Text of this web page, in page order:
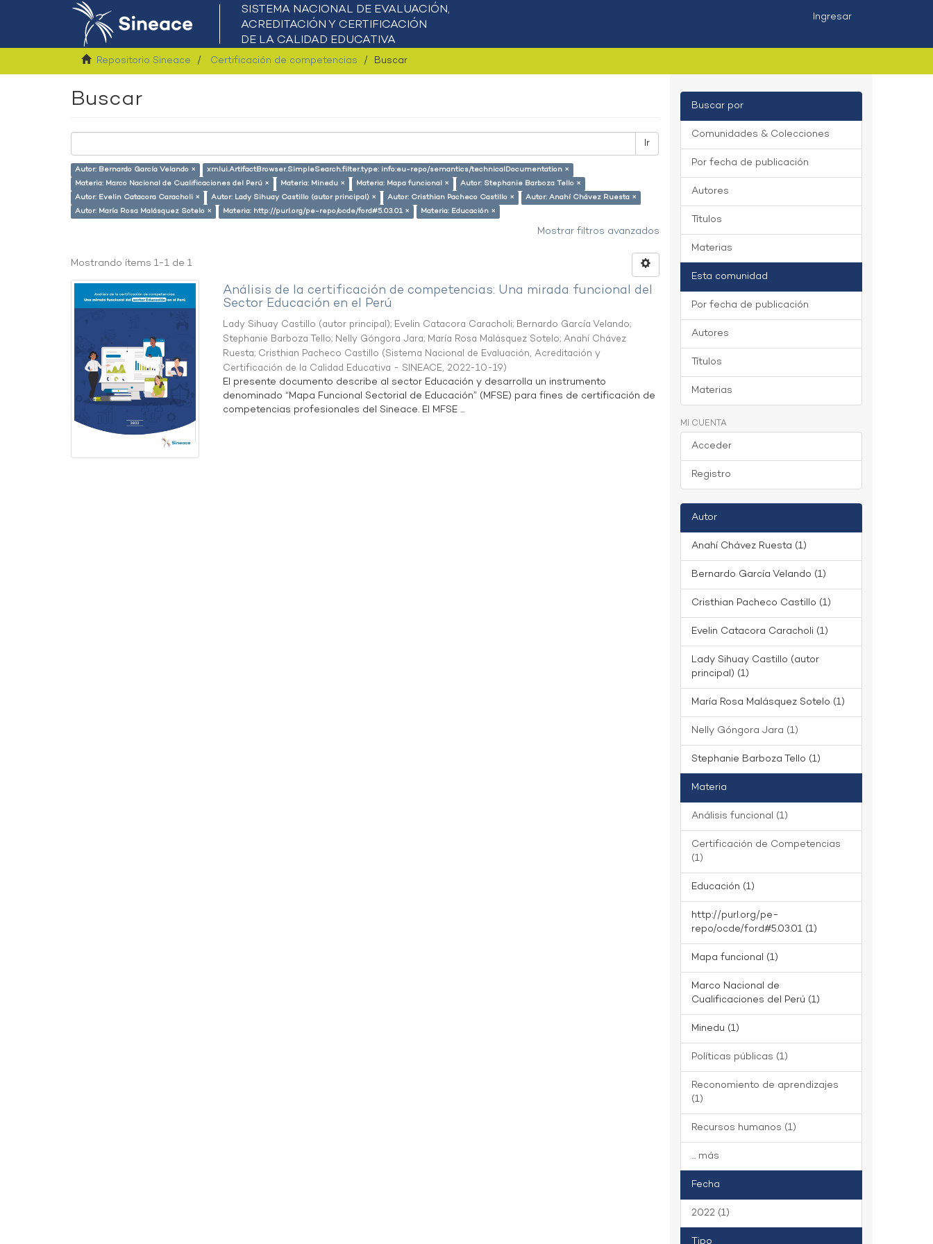
Ingresar
Repositorio Sineace Certificación de competencias Buscar
Buscar
Ir
Autor: Bernardo García Velando ×
xmlui.ArtifactBrowser.SimpleSearch.filter.type: info:eu-repo/semantics/technicalDocumentation ×
Materia: Marco Nacional de Cualificaciones del Perú ×
Materia: Minedu × Materia: Mapa funcional ×
Autor: Stephanie Barboza Tello ×
Autor: Evelin Catacora Caracholi ×
Autor: Lady Sihuay Castillo (autor principal) × Autor: Cristhian Pacheco Castillo ×
Autor: Anahí Chávez Ruesta ×
Autor: María Rosa Malásquez Sotelo ×
Materia: http://purl.org/pe-repo/ocde/ford#5.03.01 × Materia: Educación ×
Mostrar filtros avanzados
Mostrando ítems 1-1 de 1
Análisis de la certificación de competencias: Una mirada funcional del
Sector Educación en el Perú
Lady Sihuay Castillo (autor principal); Evelin Catacora Caracholi; Bernardo García Velando;
Stephanie Barboza Tello; Nelly Góngora Jara; María Rosa Malásquez Sotelo;Anahí Chávez
Ruesta; Cristhian Pacheco Castillo (Sistema Nacional de Evaluación, Acreditación y
Certificación de la Calidad Educativa - SINEACE, 2022-10-19)
El presente documento describe al sector Educación y desarrolla un instrumento
denominado “Mapa Funcional Sectorial de Educación” (MFSE) para fines de certificación de
competencias profesionales del Sineace. El MFSE ...
Buscar por
Comunidades & Colecciones
Por fecha de publicación
Autores
Títulos
Materias
Esta comunidad
Por fecha de publicación
Autores
Títulos
Materias
MI CUENTA
Acceder
Registro
Autor
Anahí Chávez Ruesta (1)
Bernardo García Velando (1)
Cristhian Pacheco Castillo (1)
Evelin Catacora Caracholi (1)
Lady Sihuay Castillo (autor
principal) (1)
María Rosa Malásquez Sotelo (1)
Nelly Góngora Jara (1)
Stephanie Barboza Tello (1)
Materia
Análisis funcional (1)
Certificación de Competencias
(1)
Educación (1)
http://purl.org/pe-
repo/ocde/ford#5.03.01 (1)
Mapa funcional (1)
Marco Nacional de
Cualificaciones del Perú (1)
Minedu (1)
Políticas públicas (1)
Reconomiento de aprendizajes
(1)
Recursos humanos (1)
... más
Fecha
2022 (1)